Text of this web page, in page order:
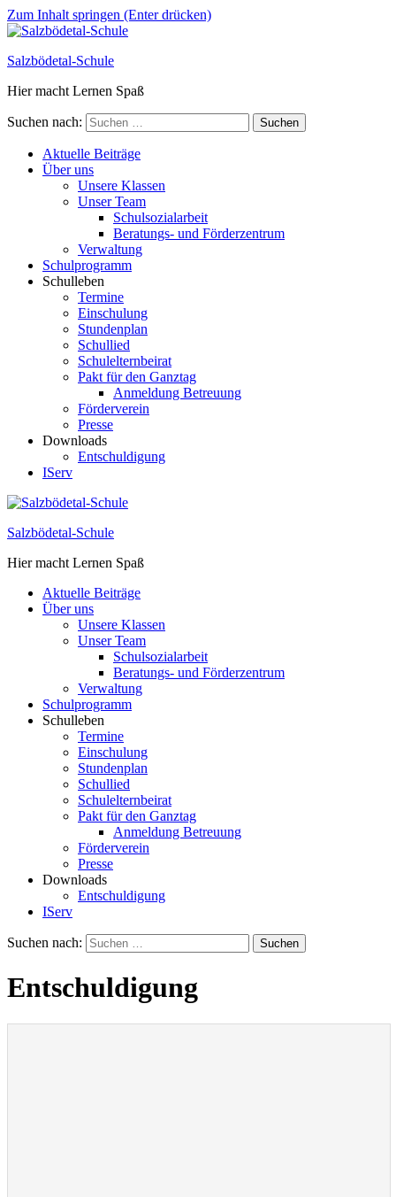
Zum Inhalt springen (Enter drücken)
Salzbödetal-Schule
Hier macht Lernen Spaß
Suchen nach:
Aktuelle Beiträge
Über uns
Unsere Klassen
Unser Team
Schulsozialarbeit
Beratungs- und Förderzentrum
Verwaltung
Schulprogramm
Schulleben
Termine
Einschulung
Stundenplan
Schullied
Schulelternbeirat
Pakt für den Ganztag
Anmeldung Betreuung
Förderverein
Presse
Downloads
Entschuldigung
IServ
Salzbödetal-Schule
Hier macht Lernen Spaß
Aktuelle Beiträge
Über uns
Unsere Klassen
Unser Team
Schulsozialarbeit
Beratungs- und Förderzentrum
Verwaltung
Schulprogramm
Schulleben
Termine
Einschulung
Stundenplan
Schullied
Schulelternbeirat
Pakt für den Ganztag
Anmeldung Betreuung
Förderverein
Presse
Downloads
Entschuldigung
IServ
Suchen nach:
Entschuldigung